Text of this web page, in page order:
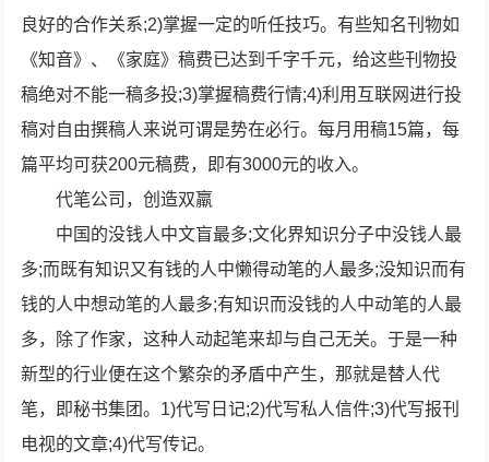
良好的合作关系;2)掌握一定的听任技巧。有些知名刊物如
《知音》、《家庭》稿费已达到千字千元，给这些刊物投
稿绝对不能一稿多投;3)掌握稿费行情;4)利用互联网进行投
稿对自由撰稿人来说可谓是势在必行。每月用稿15篇，每
篇平均可获200元稿费，即有3000元的收入。
代笔公司，创造双羸
中国的没钱人中文盲最多;文化界知识分子中没钱人最
多;而既有知识又有钱的人中懒得动笔的人最多;没知识而有
钱的人中想动笔的人最多;有知识而没钱的人中动笔的人最
多，除了作家，这种人动起笔来却与自己无关。于是一种
新型的行业便在这个繁杂的矛盾中产生，那就是替人代
笔，即秘书集团。1)代写日记;2)代写私人信件;3)代写报刊
电视的文章;4)代写传记。